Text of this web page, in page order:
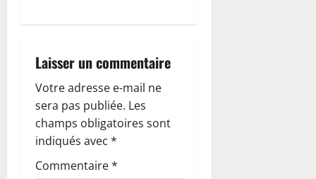
a
r
t
i
Laisser un commentaire
Votre adresse e-mail ne
sera pas publiée. Les
champs obligatoires sont
indiqués avec *
Commentaire*